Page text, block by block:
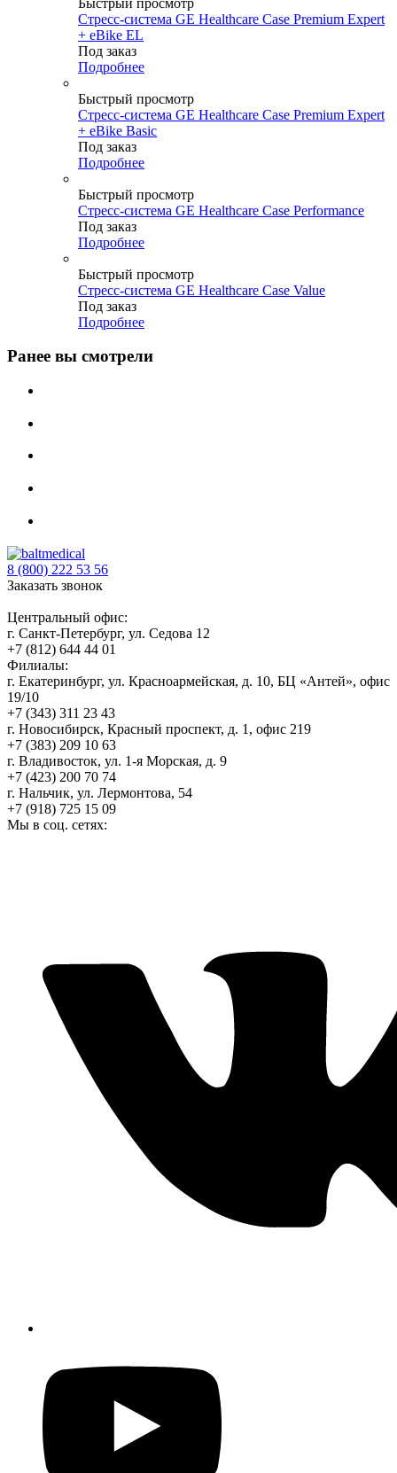
Стресс-система GE Healthcare Case Premium Expert
+ eBike EL
Под заказ
Подробнее
Быстрый просмотр
Стресс-система GE Healthcare Case Premium Expert
+ eBike Basic
Под заказ
Подробнее
Быстрый просмотр
Стресс-система GE Healthcare Case Performance
Под заказ
Подробнее
Быстрый просмотр
Стресс-система GE Healthcare Case Value
Под заказ
Подробнее
Ранее вы смотрели
8 (800) 222 53 56
Заказать звонок
Центральный офис:
г. Санкт-Петербург, ул. Седова 12
+7 (812) 644 44 01
Филиалы:
г. Екатеринбург, ул. Красноармейская, д. 10, БЦ «Антей», офис
19/10
+7 (343) 311 23 43
г. Новосибирск, Красный проспект, д. 1, офис 219
+7 (383) 209 10 63
г. Владивосток, ул. 1-я Морская, д. 9
+7 (423) 200 70 74
г. Нальчик, ул. Лермонтова, 54
+7 (918) 725 15 09
Мы в соц. сетях: